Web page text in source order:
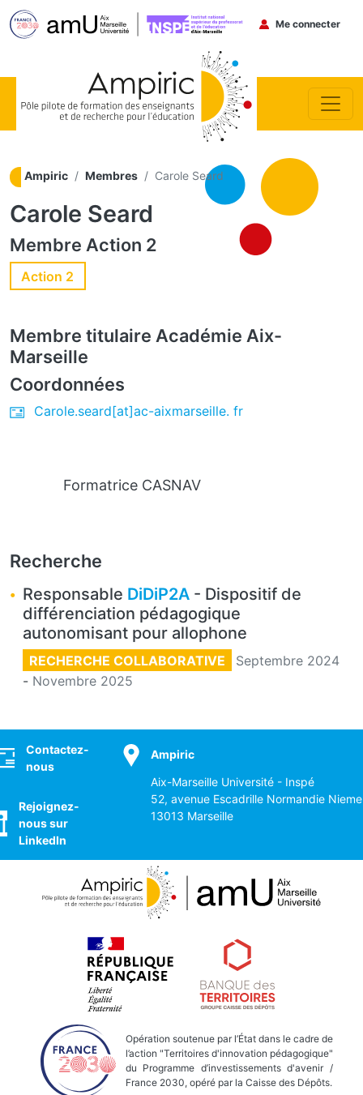
Menu du
Me connecter
Ampiric Membres Carole Seard
Carole Seard
Membre Action 2
Action 2
Membre titulaire Académie Aix-
Marseille
Coordonnées
Carole.seard[at]ac-aixmarseille. fr
Formatrice CASNAV
Recherche
Responsable DiDiP2A - Dispositif de
différenciation pédagogique
autonomisant pour allophone
RECHERCHE COLLABORATIVE
Septembre 2024
- Novembre 2025
Contactez-
nous
Rejoignez-
nous sur
LinkedIn
Ampiric
Aix-Marseille Université - Inspé
52, avenue Escadrille Normandie
13013 Marseille
Opération soutenue par l’État dans le cadre de
l’action "Territoires d'innovation pédagogique"
du Programme d’investissements d'avenir /
France 2030, opéré par la Caisse des Dépôts.